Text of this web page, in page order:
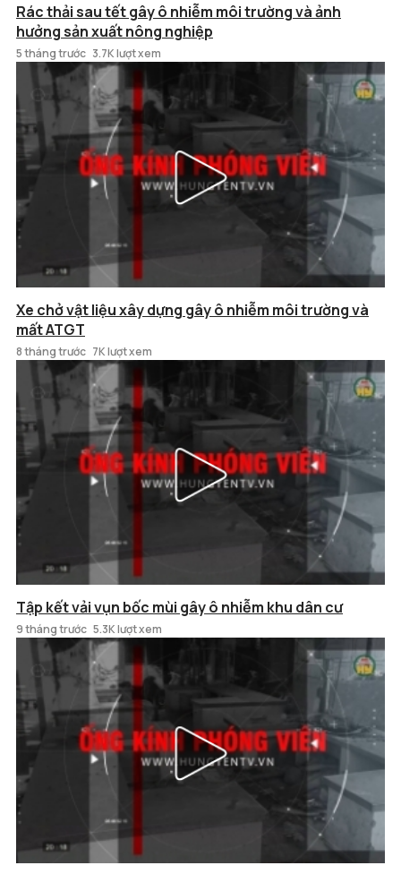
Rác thải sau tết gây ô nhiễm môi trường và ảnh
hưởng sản xuất nông nghiệp
5 tháng trước 3.7K lượt xem
Xe chở vật liệu xây dựng gây ô nhiễm môi trường và
mất ATGT
8 tháng trước 7K lượt xem
Tập kết vải vụn bốc mùi gây ô nhiễm khu dân cư
9 tháng trước 5.3K lượt xem